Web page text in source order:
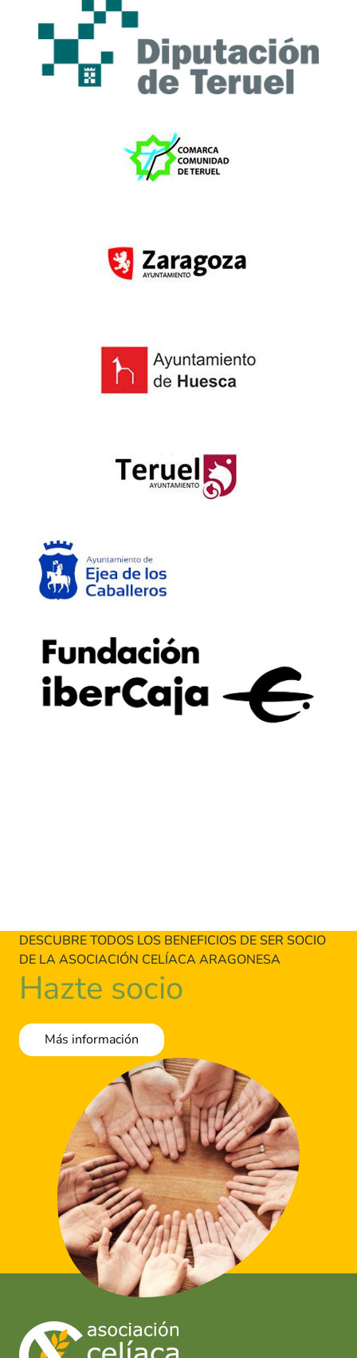
DESCUBRE TODOS LOS BENEFICIOS DE SER SOCIO
DE LA ASOCIACIÓN CELÍACA ARAGONESA
Hazte socio
Más información